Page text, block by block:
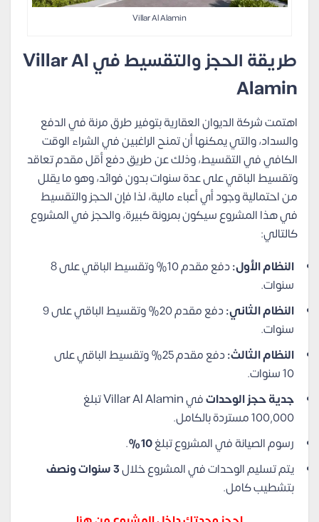
Villar Al Alamin
طريقة الحجز والتقسيط في Villar Al
Alamin
اهتمت شركة الديوان العقارية بتوفير طرق مرنة في الدفع
والسداد، والتي يمكنها أن تمنح الراغبين في الشراء الوقت
الكافي في التقسيط، وذلك عن طريق دفع أقل مقدم تعاقد
وتقسيط الباقي على عدة سنوات بدون فوائد، وهو ما يقلل
من احتمالية وجود أي أعباء مالية، لذا فإن الحجز والتقسيط
في هذا المشروع سيكون بمرونة كبيرة، والحجز في المشروع
كالتالي:
النظام الأول:
دفع مقدم 10% وتقسيط الباقي على 8
سنوات.
النظام الثاني:
دفع مقدم 20% وتقسيط الباقي على 9
سنوات.
النظام الثالث:
دفع مقدم 25% وتقسيط الباقي على
10 سنوات.
جدية حجز الوحدات
في Villar Al Alamin تبلغ
100,000 مستردة بالكامل.
رسوم الصيانة في المشروع تبلغ10%
.
يتم تسليم الوحدات في المشروع خلال3 سنوات ونصف
بتشطيب كامل.